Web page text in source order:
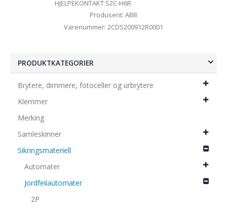
HJELPEKONTAKT S2C-H6R
Produsent: ABB
Varenummer: 2CDS200912R0001
PRODUKTKATEGORIER
Brytere, dimmere, fotoceller og urbrytere
Klemmer
Merking
Samleskinner
Sikringsmateriell
Automater
Jordfeilautomater
2P